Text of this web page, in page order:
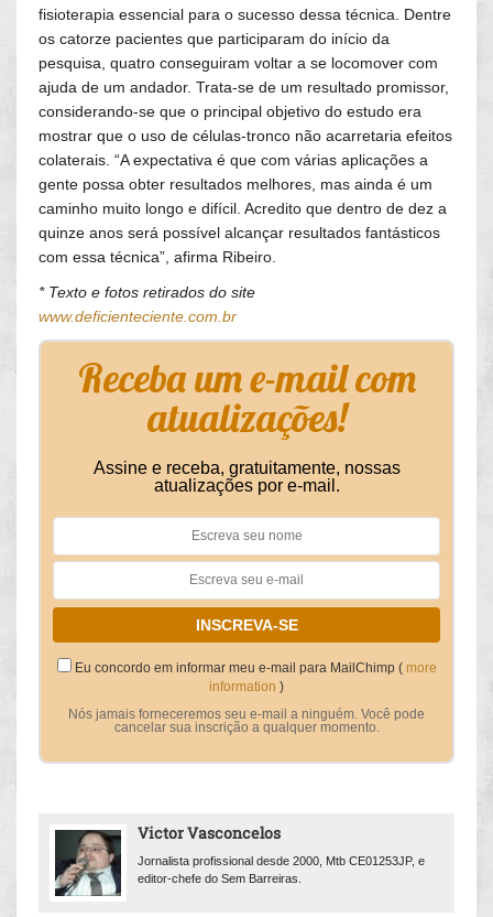
fisioterapia essencial para o sucesso dessa técnica. Dentre
os catorze pacientes que participaram do início da
pesquisa, quatro conseguiram voltar a se locomover com
ajuda de um andador. Trata-se de um resultado promissor,
considerando-se que o principal objetivo do estudo era
mostrar que o uso de células-tronco não acarretaria efeitos
colaterais. “A expectativa é que com várias aplicações a
gente possa obter resultados melhores, mas ainda é um
caminho muito longo e difícil. Acredito que dentro de dez a
quinze anos será possível alcançar resultados fantásticos
com essa técnica”, afirma Ribeiro.
* Texto e fotos retirados do site
www.deficienteciente.com.br
Receba um e-mail com
atualizações!
Assine e receba, gratuitamente, nossas
atualizações por e-mail.
Eu concordo em informar meu e-mail para MailChimp ( more
information )
Nós jamais forneceremos seu e-mail a ninguém. Você pode
cancelar sua inscrição a qualquer momento.
Victor Vasconcelos
Jornalista profissional desde 2000, Mtb CE01253JP, e
editor-chefe do Sem Barreiras.